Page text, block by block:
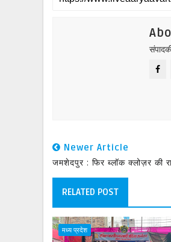
Newer Article
जमशेदपुर : फिर ब्लॉक क्लोज़र की
RELATED POST
मध्य प्रदेश